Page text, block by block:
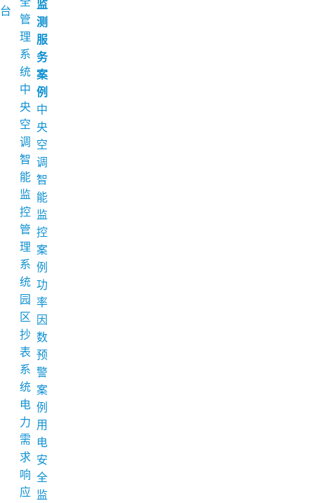
台
管
理
系
统
中
央
空
调
智
能
监
控
管
理
系
统
园
区
抄
表
系
统
电
力
需
求
响
应
监
测
服
务
案
例
中
央
空
调
智
能
监
控
案
例
功
率
因
数
预
警
案
例
用
电
安
全
监